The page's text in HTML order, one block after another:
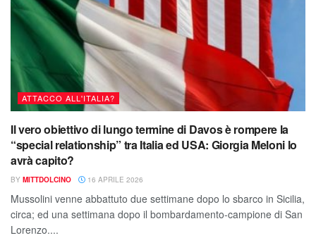
ATTACCO ALL'ITALIA?
Il vero obiettivo di lungo termine di Davos è rompere la
“special relationship” tra Italia ed USA: Giorgia Meloni lo
avrà capito?
BY MITTDOLCINO 16 APRILE 2026
Mussolini venne abbattuto due settimane dopo lo sbarco in Sicilia,
circa; ed una settimana dopo il bombardamento-campione di San
Lorenzo....